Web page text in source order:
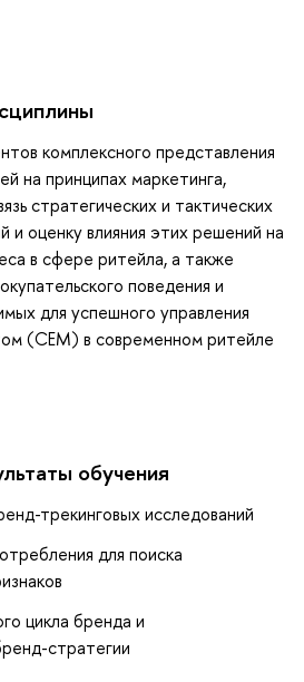
комплексного представления
на принципах маркетинга,
стратегических и тактических
и оценку влияния этих решений на
в сфере ритейла, а также
поведения и
для успешного управления
(СЕМ) в современном ритейле
обучения
трекинговых исследований
для поиска
цикла бренда и
стратегии